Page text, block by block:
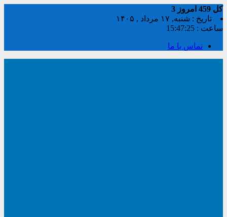
کل امروز 3
تاریخ : شنبه, ۱۷ مرداد , ۱۴۰۵
ساعت : 15:47:26
تماس با ما